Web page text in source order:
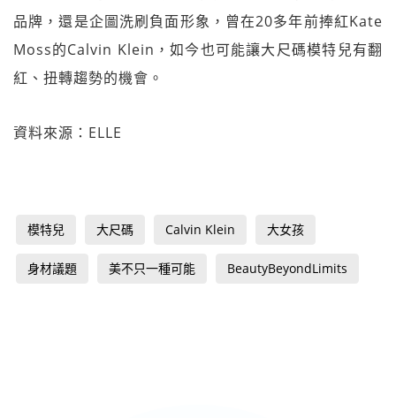
品牌，還是企圖洗刷負面形象，曾在20多年前捧紅Kate
Moss的Calvin Klein，如今也可能讓大尺碼模特兒有翻
紅、扭轉趨勢的機會。
資料來源：ELLE
模特兒 大尺碼 Calvin Klein 大女孩
身材議題 美不只一種可能 BeautyBeyondLimits